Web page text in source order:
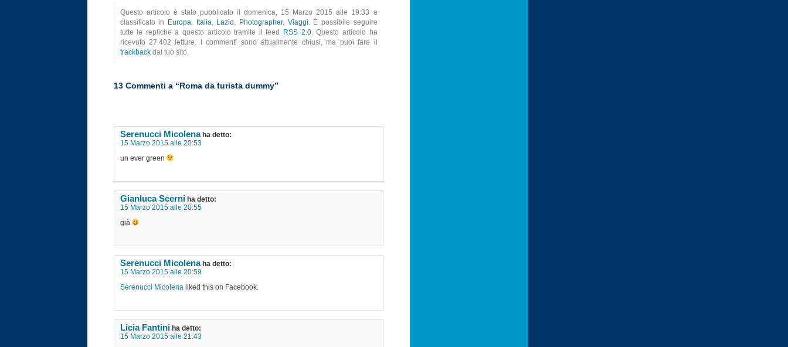
Questo articolo è stato pubblicato il domenica, 15 Marzo 2015 alle 19:33 e
classificato in
Europa Italia Lazio Photographer, Viaggi . È possibile seguire
tutte le repliche a questo articolo tramite il feed
RSS 2.0. Questo articolo ha
ricevuto 27.402 letture. I commenti sono attualmente chiusi, ma puoi fare il
trackbackdal tuo sito.
13 Commenti a “Roma da turista dummy”
Serenucci Micolena ha detto:
15 Marzo 2015 alle 20:53
un ever green
Gianluca Scerni ha detto:
15 Marzo 2015 alle 20:55
già
Serenucci Micolena ha detto:
15 Marzo 2015 alle 20:59
Serenucci Micolenaliked this on Facebook.
Licia Fantini ha detto:
15 Marzo 2015 alle 21:43